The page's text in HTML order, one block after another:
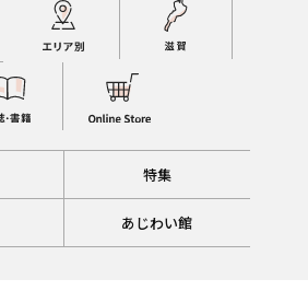
特集
あじわい館